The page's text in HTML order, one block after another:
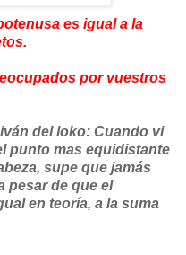
es igual a la
por vuestros
del loko: Cuando vi
punto mas equidistante
supe que jamás
pesar de que el
en teoría, a la suma